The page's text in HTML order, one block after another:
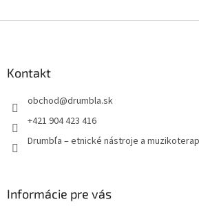
Kontakt
obchod@drumbla.sk
+421 904 423 416
Drumbľa – etnické nástroje a
Informácie pre vás